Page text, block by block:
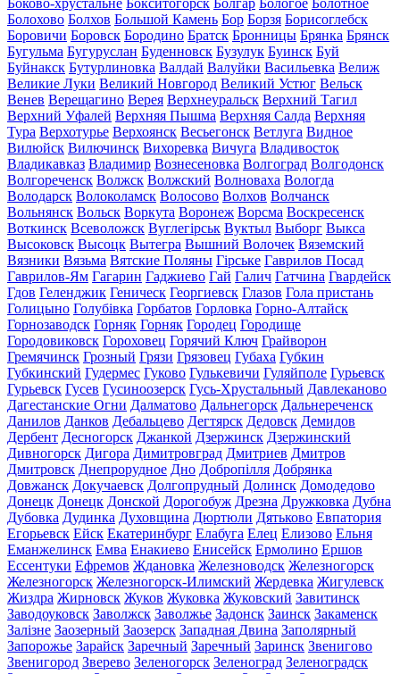
Боково-хрустальне Бокситогорск Болгар Бологое Болотное
Болохово Болхов Большой Камень Бор Борзя Борисоглебск
Боровичи Боровск Бородино Братск Бронницы Брянка Брянск
Бугульма Бугуруслан Буденновск Бузулук Буинск Буй
Буйнакск Бутурлиновка Валдай Валуйки Васильевка Велиж
Великие Луки Великий Новгород Великий Устюг Вельск
Венев Верещагино Верея Верхнеуральск Верхний Тагил
Верхний Уфалей Верхняя Пышма Верхняя Салда Верхняя
Тура Верхотурье Верхоянск Весьегонск Ветлуга Видное
Вилюйск Вилючинск Вихоревка Вичуга Владивосток
Владикавказ Владимир Вознесеновка Волгоград Волгодонск
Волгореченск Волжск Волжский Волноваха Вологда
Володарск Волоколамск Волосово Волхов Волчанск
Вольнянск Вольск Воркута Воронеж Ворсма Воскресенск
Воткинск Всеволожск Вуглегірськ Вуктыл Выборг Выкса
Высоковск Высоцк Вытегра Вышний Волочек Вяземский
Вязники Вязьма Вятские Поляны Гірське Гаврилов Посад
Гаврилов-Ям Гагарин Гаджиево Гай Галич Гатчина Гвардейск
Гдов Геленджик Геническ Георгиевск Глазов Гола пристань
Голицыно Голубівка Горбатов Горловка Горно-Алтайск
Горнозаводск Горняк Горняк Городец Городище
Городовиковск Гороховец Горячий Ключ Грайворон
Гремячинск Грозный Грязи Грязовец Губаха Губкин
Губкинский Гудермес Гуково Гулькевичи Гуляйполе Гурьевск
Гурьевск Гусев Гусиноозерск Гусь-Хрустальный Давлеканово
Дагестанские Огни Далматово Дальнегорск Дальнереченск
Данилов Данков Дебальцево Дегтярск Дедовск Демидов
Дербент Десногорск Джанкой Дзержинск Дзержинский
Дивногорск Дигора Димитровград Дмитриев Дмитров
Дмитровск Днепрорудное Дно Добропілля Добрянка
Довжанск Докучаевск Долгопрудный Долинск Домодедово
Донецк Донецк Донской Дорогобуж Дрезна Дружковка Дубна
Дубовка Дудинка Духовщина Дюртюли Дятьково Евпатория
Егорьевск Ейск Екатеринбург Елабуга Елец Елизово Ельня
Еманжелинск Емва Енакиево Енисейск Ермолино Ершов
Ессентуки Ефремов Ждановка Железноводск Железногорск
Железногорск Железногорск-Илимский Жердевка Жигулевск
Жиздра Жирновск Жуков Жуковка Жуковский Завитинск
Заводоуковск Заволжск Заволжье Задонск Заинск Закаменск
Залізне Заозерный Заозерск Западная Двина Заполярный
Запорожье Зарайск Заречный Заречный Заринск Звенигово
Звенигород Зверево Зеленогорск Зеленоград Зеленоградск